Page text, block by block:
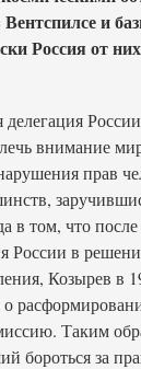
и
Россия от
делегация
внимание
прав
в том, что
России в
Козырев в
о
Таким
бороться за